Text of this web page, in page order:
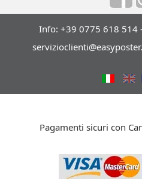
Info: +39 0775 618 514
Pagamenti sicuri con